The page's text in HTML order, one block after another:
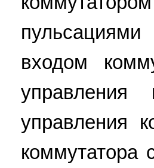
входом
управления
коммутатора